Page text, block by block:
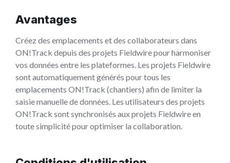
Avantages
Créez des emplacements et des collaborateurs dans
ON!Track depuis des projets Fieldwire pour harmoniser
vos données entre les plateformes. Les projets Fieldwire
sont automatiquement générés pour tous les
emplacements ON!Track (chantiers) afin de limiter la
saisie manuelle de données. Les utilisateurs des projets
ON!Track sont synchronisés aux projets Fieldwire en
toute simplicité pour optimiser la collaboration.